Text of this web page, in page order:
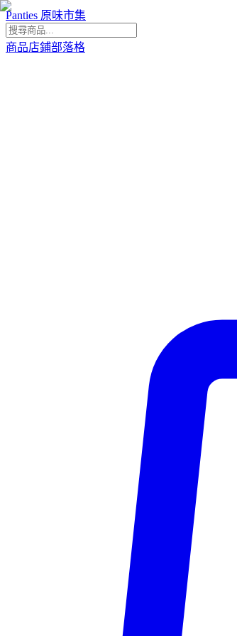
Panties 原味市集
商品店鋪部落格